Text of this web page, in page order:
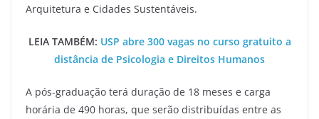
Arquitetura e Cidades Sustentáveis.
LEIA TAMBÉM: USP abre 300 vagas no curso gratuito a
distância de Psicologia e Direitos Humanos
A pós-graduação terá duração de 18 meses e carga
horária de 490 horas, que serão distribuídas entre as